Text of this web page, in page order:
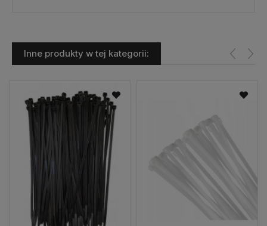
Inne produkty w tej kategorii: